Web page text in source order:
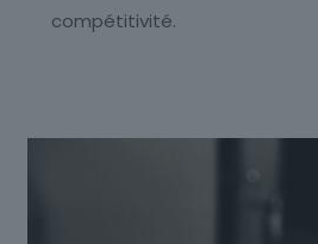
compétitivité.